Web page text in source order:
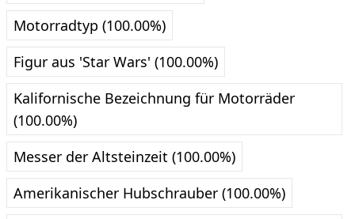
Motorradtyp (100.00%)
Figur aus 'Star Wars' (100.00%)
Kalifornische Bezeichnung für Motorräder
(100.00%)
Messer der Altsteinzeit (100.00%)
Amerikanischer Hubschrauber (100.00%)